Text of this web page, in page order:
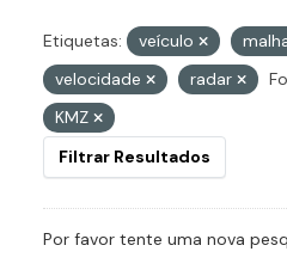
Etiquetas: veículo
velocidade
radar
KMZ
Filtrar Resultados
Por favor tente uma nova